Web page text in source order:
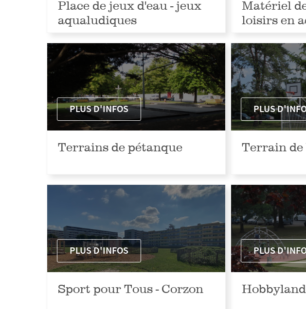
Place de jeux d'eau - jeux
aqualudiques
Matériel
loisirs en
PLUS D'INFOS
Terrains de pétanque
PLUS
Terrain de
PLUS D'INFOS
Sport pour Tous - Corzon
PLUS